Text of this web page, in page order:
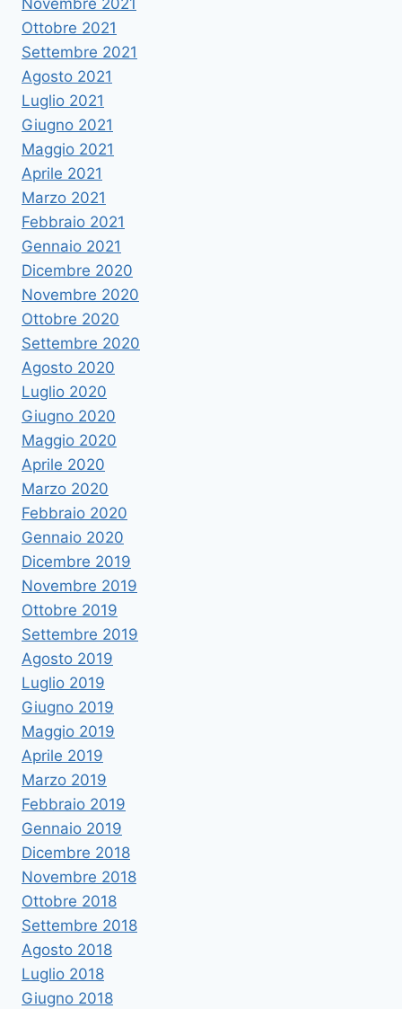
Novembre 2021
Ottobre 2021
Settembre 2021
Agosto 2021
Luglio 2021
Giugno 2021
Maggio 2021
Aprile 2021
Marzo 2021
Febbraio 2021
Gennaio 2021
Dicembre 2020
Novembre 2020
Ottobre 2020
Settembre 2020
Agosto 2020
Luglio 2020
Giugno 2020
Maggio 2020
Aprile 2020
Marzo 2020
Febbraio 2020
Gennaio 2020
Dicembre 2019
Novembre 2019
Ottobre 2019
Settembre 2019
Agosto 2019
Luglio 2019
Giugno 2019
Maggio 2019
Aprile 2019
Marzo 2019
Febbraio 2019
Gennaio 2019
Dicembre 2018
Novembre 2018
Ottobre 2018
Settembre 2018
Agosto 2018
Luglio 2018
Giugno 2018